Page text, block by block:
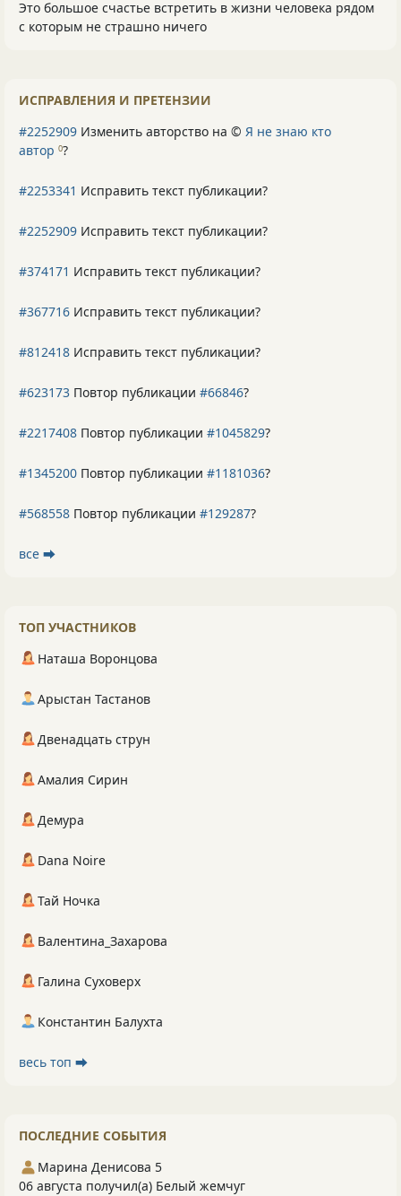
Это большое счастье встретить в жизни человека рядом
с которым не страшно ничего
ИСПРАВЛЕНИЯ И ПРЕТЕНЗИИ
#2252909 Изменить авторство на © Я не знаю кто
автор 0?
#2253341 Исправить текст публикации?
#2252909 Исправить текст публикации?
#374171 Исправить текст публикации?
#367716 Исправить текст публикации?
#812418 Исправить текст публикации?
#623173 Повтор публикации #66846?
#2217408 Повтор публикации #1045829?
#1345200 Повтор публикации #1181036?
#568558 Повтор публикации #129287?
все ⮕
ТОП УЧАСТНИКОВ
Наташа Воронцова
Арыстан Тастанов
Двенадцать струн
Амалия Сирин
Демура
Dana Noire
Тай Ночка
Валентина_Захарова
Галина Суховерх
Константин Балухта
весь топ ⮕
ПОСЛЕДНИЕ СОБЫТИЯ
Марина Денисова 5
06 августа получил(а) Белый жемчуг